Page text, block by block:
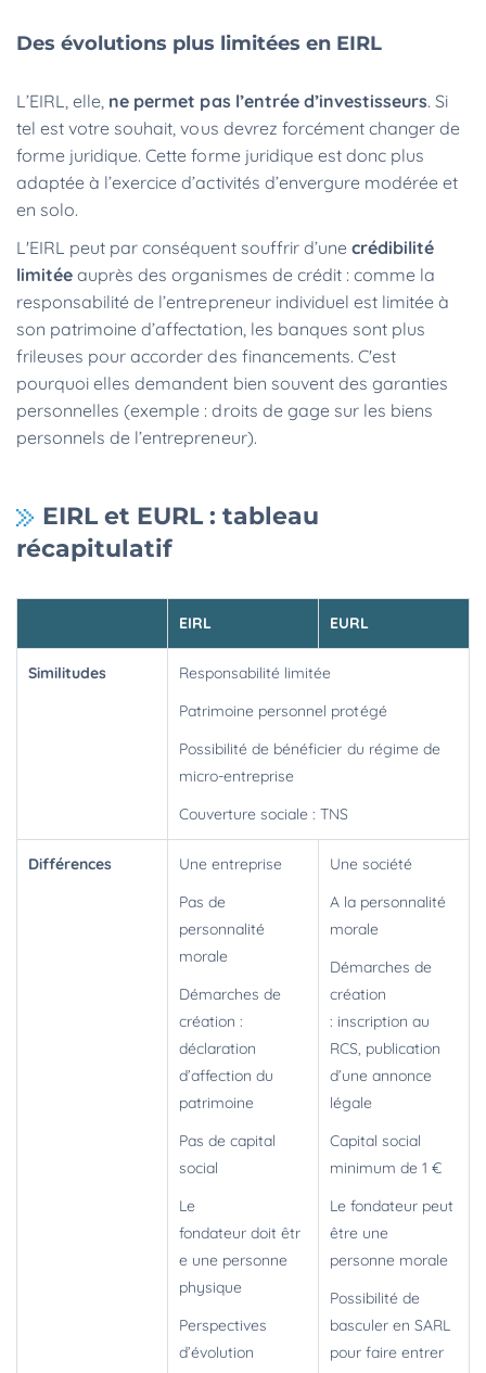
Des évolutions plus limitées en EIRL
L’EIRL, elle, ne permet pas l’entrée d’investisseurs. Si
tel est votre souhait, vous devrez forcément changer de
forme juridique. Cette forme juridique est donc plus
adaptée à l’exercice d’activités d’envergure modérée et
en solo.
L'EIRL peut par conséquent souffrir d’une crédibilité
limitée auprès des organismes de crédit : comme la
responsabilité de l’entrepreneur individuel est limitée à
son patrimoine d’affectation, les banques sont plus
frileuses pour accorder des financements. C'est
pourquoi elles demandent bien souvent des garanties
personnelles (exemple : droits de gage sur les biens
personnels de l’entrepreneur).
EIRL et EURL : tableau
récapitulatif
EIRL EURL
Similitudes
Responsabilité limitée
Patrimoine personnel protégé
Possibilité de bénéficier du régime de
micro-entreprise
Couverture sociale : TNS
Différences
Une entreprise
Pas de
personnalité
morale
Démarches de
création :
déclaration
d’affection du
patrimoine
Pas de capital
social
Le
fondateur doit êtr
e une personne
physique
Perspectives
d’évolution
Une société
A la personnalité
morale
Démarches de
création
: inscription au
RCS, publication
d’une annonce
légale
Capital social
minimum de 1 €
Le fondateur peut
être une
personne morale
Possibilité de
basculer en SARL
pour faire entrer